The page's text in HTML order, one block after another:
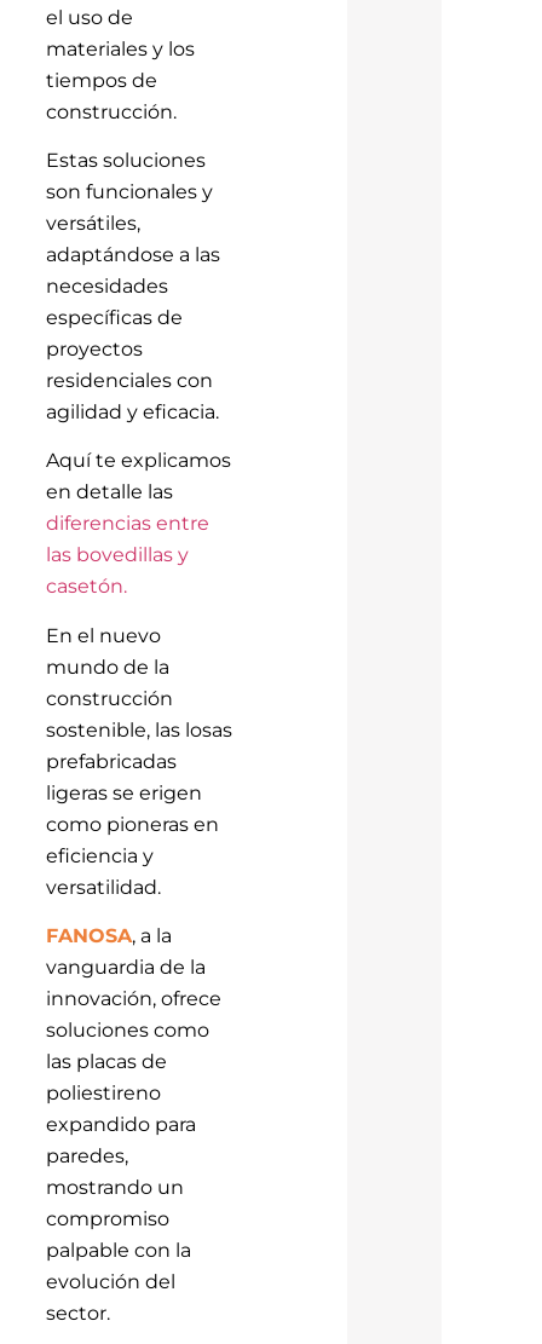
el uso de
materiales y los
tiempos de
construcción.
Estas soluciones
son funcionales y
versátiles,
adaptándose a las
necesidades
específicas de
proyectos
residenciales con
agilidad y eficacia.
Aquí te explicamos
en detalle las
diferencias entre
las bovedillas y
casetón.
En el nuevo
mundo de la
construcción
sostenible, las losas
prefabricadas
ligeras se erigen
como pioneras en
eficiencia y
versatilidad.
FANOSA, a la
vanguardia de la
innovación, ofrece
soluciones como
las placas de
poliestireno
expandido para
paredes,
mostrando un
compromiso
palpable con la
evolución del
sector.